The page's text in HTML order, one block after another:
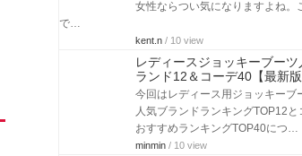
女性ならつい気になりますよね。
で…
kent.n / 10 view
レディースジョッキーブーツ
ランド12＆コーデ40【最新版
今回はレディース用ジョッキーブ
人気ブランドランキングTOP12と
おすすめランキングTOP40につ…
minmin / 10 view